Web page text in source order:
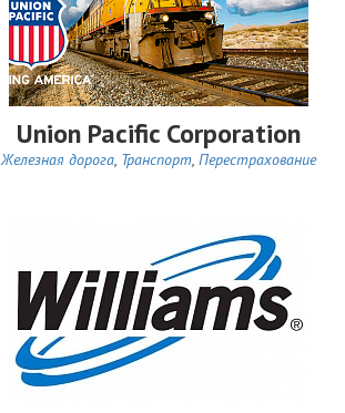
Union Pacific Corporation
Железная дорога, Транспорт, Перестрахование